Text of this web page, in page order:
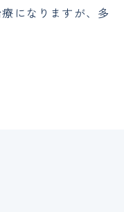
になりますが、多